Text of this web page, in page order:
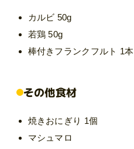
カルビ 50g
若鶏 50g
棒付きフランクフルト 1本
その他食材
焼きおにぎり 1個
マシュマロ